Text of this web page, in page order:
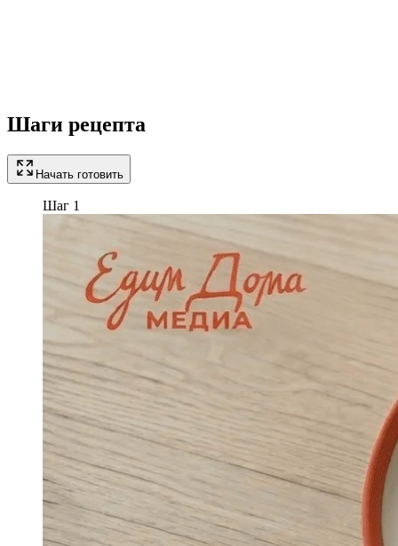
Шаги рецепта
Начать готовить
Шаг 1